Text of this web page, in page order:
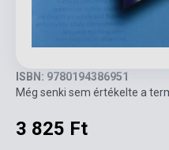
ISBN: 9780194386951
Még senki sem értékelte a
3 825 Ft